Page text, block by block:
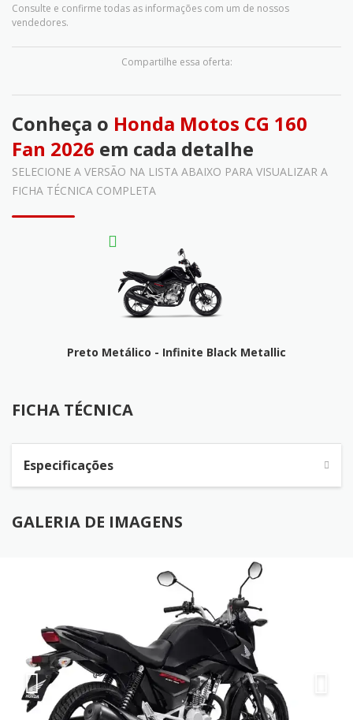
Consulte e confirme todas as informações com um de nossos
vendedores.
Compartilhe essa oferta:
Conheça o Honda Motos CG 160
Fan 2026 em cada detalhe
SELECIONE A VERSÃO NA LISTA ABAIXO PARA VISUALIZAR A
FICHA TÉCNICA COMPLETA
Preto Metálico - Infinite Black Metallic
FICHA TÉCNICA
Especificações
GALERIA DE IMAGENS